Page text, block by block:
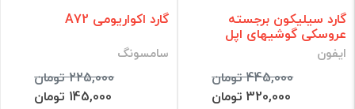
فیلتر
گارد سیلیکون برجسته
عروسکی گوشیهای اپل
ایفون
445,000 تومان
320,000 تومان
گارد اکواریومی A72
سامسونگ
225,000 تومان
145,000 تومان